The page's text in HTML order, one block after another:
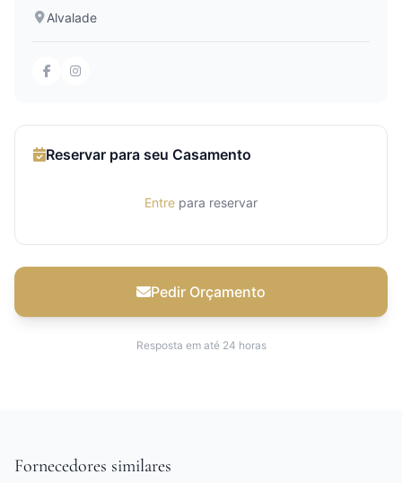
Alvalade
Reservar para seu Casamento
Entre para reservar
Pedir Orçamento
Resposta em até 24 horas
Fornecedores similares